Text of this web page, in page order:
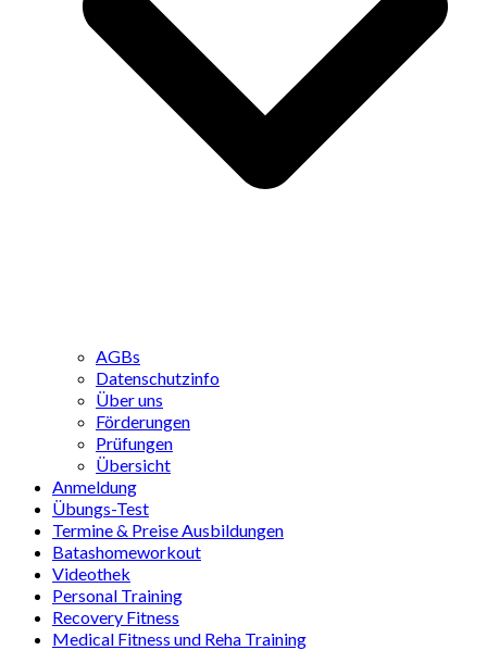
AGBs
Datenschutzinfo
Über uns
Förderungen
Prüfungen
Übersicht
Anmeldung
Übungs-Test
Termine & Preise Ausbildungen
Batashomeworkout
Videothek
Personal Training
Recovery Fitness
Medical Fitness und Reha Training